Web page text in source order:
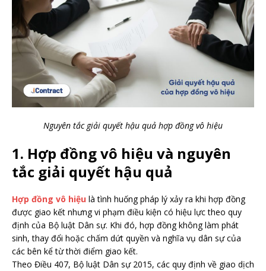
Nguyên tắc giải quyết hậu quả hợp đồng vô hiệu
1. Hợp đồng vô hiệu và nguyên
tắc giải quyết hậu quả
Hợp đồng vô hiệu là tình huống pháp lý xảy ra khi hợp đồng
được giao kết nhưng vi phạm điều kiện có hiệu lực theo quy
định của Bộ luật Dân sự. Khi đó, hợp đồng không làm phát
sinh, thay đổi hoặc chấm dứt quyền và nghĩa vụ dân sự của
các bên kể từ thời điểm giao kết.
Theo Điều 407, Bộ luật Dân sự 2015, các quy định về giao dịch